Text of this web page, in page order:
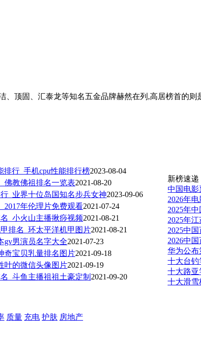
顶固、汇泰龙等知名五金品牌赫然在列,高居榜首的则
排行_手机cpu性能排行榜2023-08-04
佛教佛祖排名一览表2021-08-20
_业界十位岛国知名步兵女神2023-09-06
年伦理片免费观看2021-07-24
_小火山主播揪痧视频2021-08-21
排名_环太平洋机甲图片2021-08-21
gv男演员名字大全2021-07-23
奇宝贝乳量排名图片2021-09-18
叶的微信头像图片2021-09-19
_斗鱼主播祖祖土豪定制 2021-09-20
新榜速递
中国电影
2026年
2025年
2025年
2025中
2026中
华为公布
十大台钓
十大路亚
十大滑雪
质量 充电 护肤 房地产